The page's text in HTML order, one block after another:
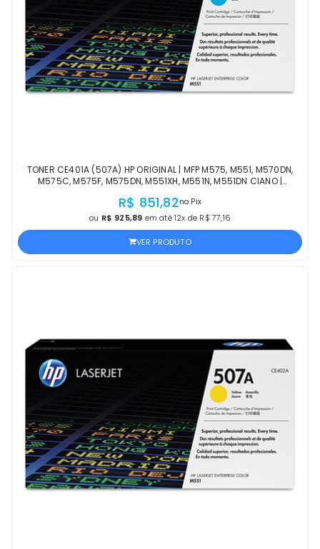
TONER CE401A (507A) HP ORIGINAL | MFP M575, M551, M570DN,
M575C, M575F, M575DN, M551XH, M551N, M551DN CIANO |
R$ 851,82no Pix
ou R$ 925,89 em até 12x de R$ 77,16
VER PRODUTO